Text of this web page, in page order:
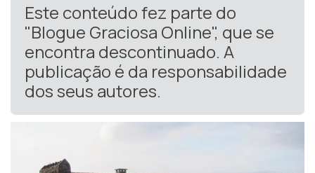
Este conteúdo fez parte do
"Blogue Graciosa Online", que se
encontra descontinuado. A
publicação é da responsabilidade
dos seus autores.